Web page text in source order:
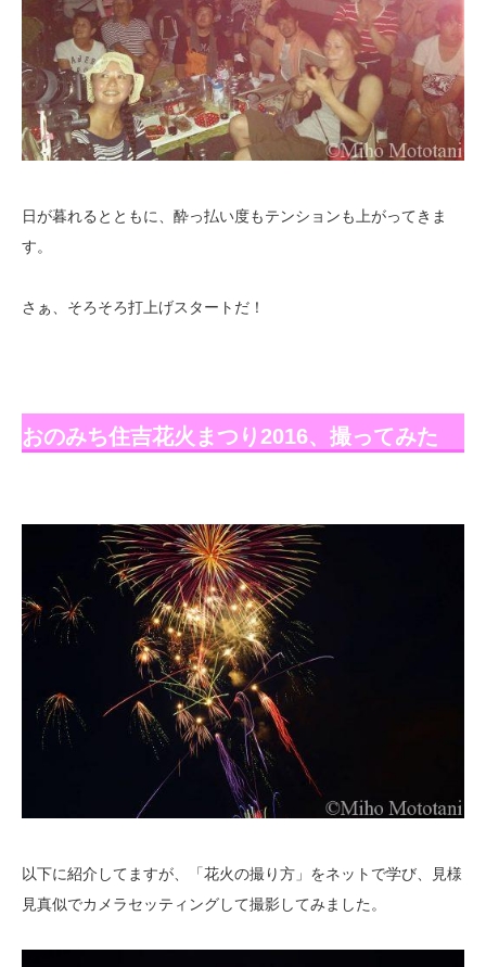
日が暮れるとともに、酔っ払い度もテンションも上がってきま
す。
さぁ、そろそろ打上げスタートだ！
おのみち住吉花火まつり2016、撮ってみた
以下に紹介してますが、「花火の撮り方」をネットで学び、見様
見真似でカメラセッティングして撮影してみました。